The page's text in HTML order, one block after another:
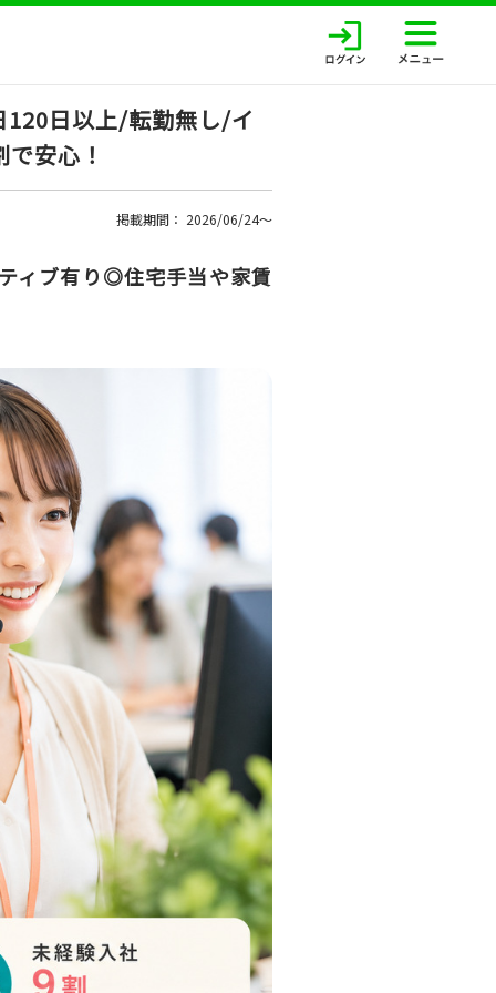
日以上/転勤無し/イ
安心！
掲載期間： 2026/06/24〜
ィブ有り◎住宅手当や家賃